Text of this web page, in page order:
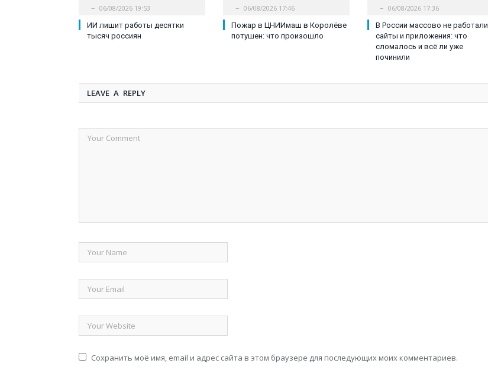
06/08/2026 19:53
ИИ лишит работы десятки
тысяч россиян
06/08/2026 17:46
Пожар в ЦНИИмаш в Королёве
потушен: что произошло
06/08/2026 17:36
В России массово не работали
сайты и приложения: что
сломалось и всё ли уже
починили
LEAVE A REPLY
Сохранить моё имя, email и адрес сайта в этом браузере для последующих моих комментариев.